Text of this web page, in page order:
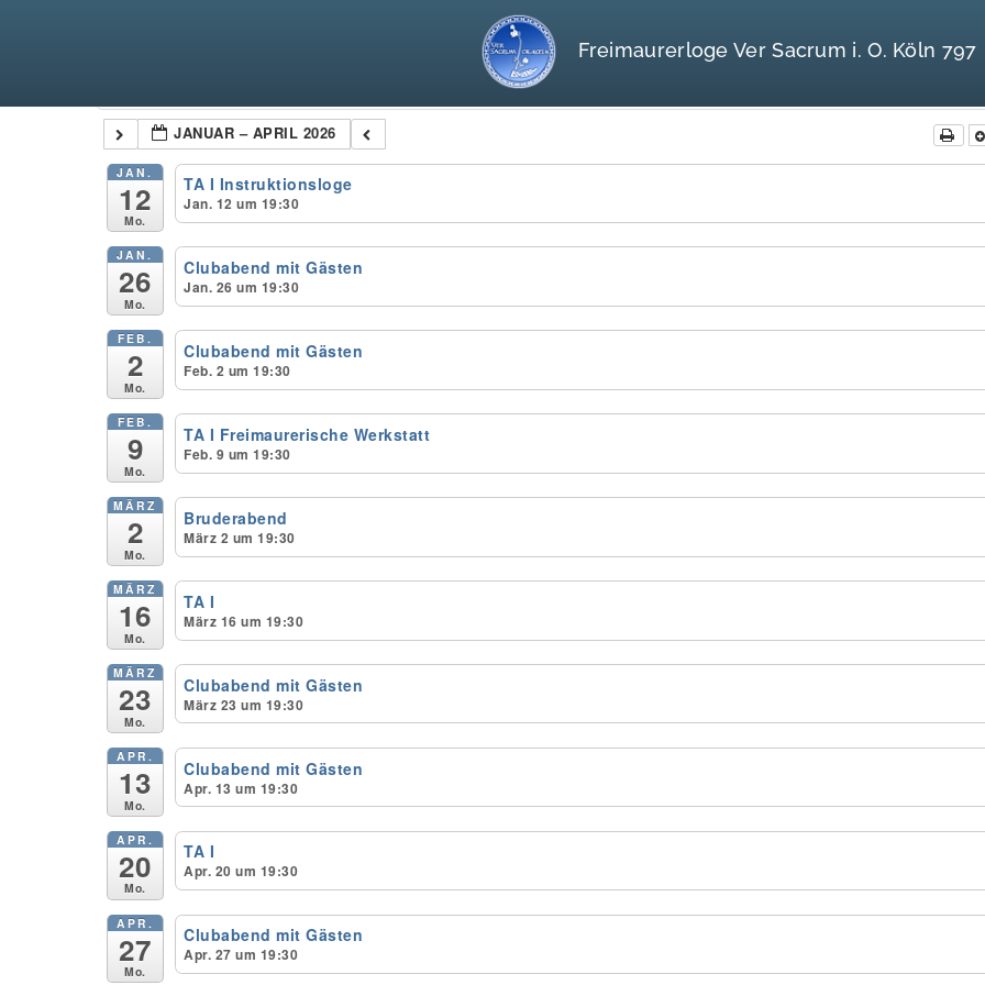
Freimaurerloge Ver Sacrum i. O. Köln 797
JANUAR – APRIL 2026
JAN.
12
Mo.
TA I Instruktionsloge
Jan. 12 um 19:30
JAN.
26
Mo.
Clubabend mit Gästen
Jan. 26 um 19:30
FEB.
2
Mo.
Clubabend mit Gästen
Feb. 2 um 19:30
FEB.
9
Mo.
TA I Freimaurerische Werkstatt
Feb. 9 um 19:30
MÄRZ
2
Mo.
Bruderabend
März 2 um 19:30
MÄRZ
16
Mo.
TA I
März 16 um 19:30
MÄRZ
23
Mo.
Clubabend mit Gästen
März 23 um 19:30
APR.
13
Mo.
Clubabend mit Gästen
Apr. 13 um 19:30
APR.
20
Mo.
TA I
Apr. 20 um 19:30
APR.
27
Mo.
Clubabend mit Gästen
Apr. 27 um 19:30